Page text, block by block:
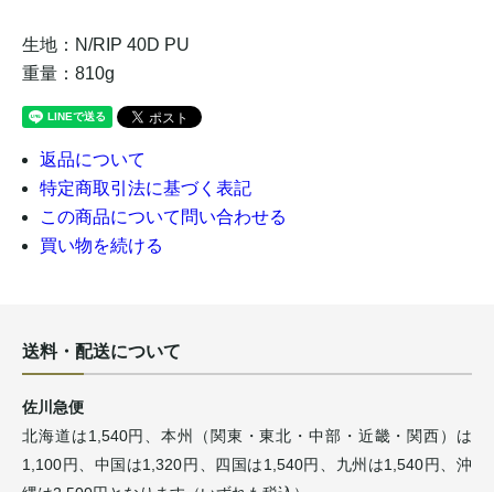
生地：N/RIP 40D PU
重量：810g
返品について
特定商取引法に基づく表記
この商品について問い合わせる
買い物を続ける
送料・配送について
佐川急便
北海道は1,540円、本州（関東・東北・中部・近畿・関西）は
1,100円、中国は1,320円、四国は1,540円、九州は1,540円、沖